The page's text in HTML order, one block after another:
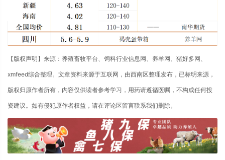
【版权声明】来源：养殖畜牧平台、饲料行业信息网、养羊网、猪好多网、
xmfeed综合整理。文章资料来源于互联网，由西南区整理发布，已标明来源，
版权归原作者所有，内容仅供读者参考学习，用药请遵循医嘱，不构成任何投
资建议。如有侵犯原作者权益，请在评论区留言联系我们删除。